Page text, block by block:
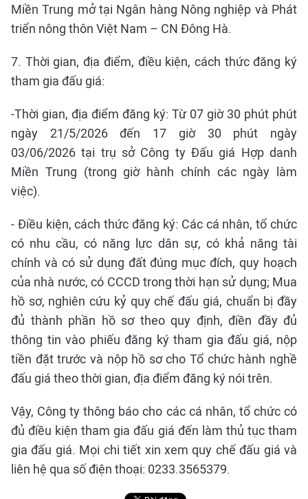
Miền Trung mở tại Ngân hàng Nông nghiệp và Phát
triển nông thôn Việt Nam – CN Đông Hà.
7. Thời gian, địa điểm, điều kiện, cách thức đăng ký
tham gia đấu giá:
-Thời gian, địa điểm đăng ký: Từ 07 giờ 30 phút phút
ngày 21/5/2026 đến 17 giờ 30 phút ngày
03/06/2026 tại trụ sở Công ty Đấu giá Hợp danh
Miền Trung (trong giờ hành chính các ngày làm
việc).
- Điều kiện, cách thức đăng ký: Các cá nhân, tổ chức
có nhu cầu, có năng lực dân sự, có khả năng tài
chính và có sử dụng đất đúng mục đích, quy hoạch
của nhà nước, có CCCD trong thời hạn sử dụng; Mua
hồ sơ, nghiên cứu kỷ quy chế đấu giá, chuẩn bị đầy
đủ thành phần hồ sơ theo quy định, điền đầy đủ
thông tin vào phiếu đăng ký tham gia đấu giá, nộp
tiền đặt trước và nộp hồ sơ cho Tổ chức hành nghề
đấu giá theo thời gian, địa điểm đăng ký nói trên.
Vậy, Công ty thông báo cho các cá nhân, tổ chức có
đủ điều kiện tham gia đấu giá đến làm thủ tục tham
gia đấu giá. Mọi chi tiết xin xem quy chế đấu giá và
liên hệ qua số điện thoại: 0233.3565379.